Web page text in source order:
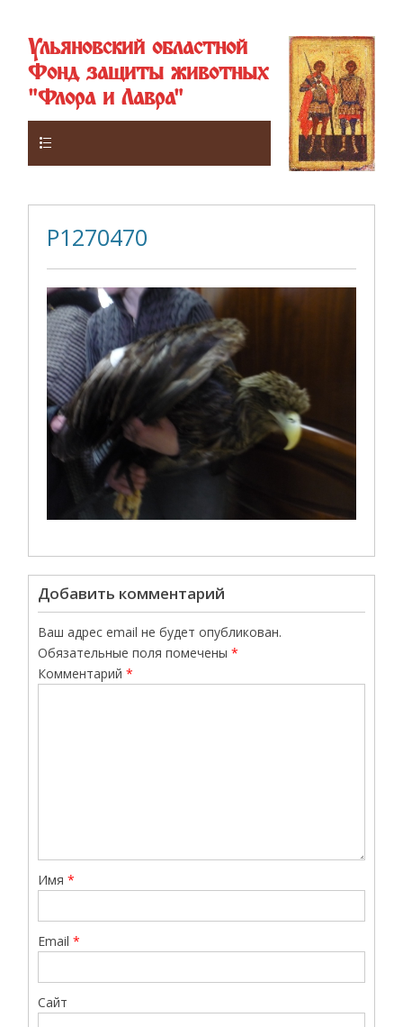
Ульяновский областной
Фонд защиты животных
"Флора и Лавра"
P1270470
Добавить комментарий
Ваш адрес email не будет опубликован.
Обязательные поля помечены*
Комментарий*
Имя*
Email*
Сайт